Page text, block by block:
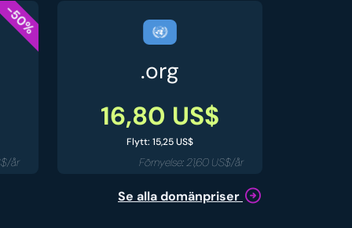
-50%
år
.org
16,80 US$
Flytt: 15,25 US$
Förnyelse: 21,60 US$/år
Se alla domänpriser